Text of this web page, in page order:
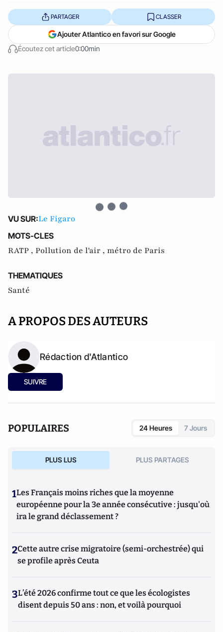
Écoutez cet article0:00min
PARTAGER CLASSER
Ajouter Atlantico en favori sur Google
VU SUR:Le Figaro
MOTS-CLES
RATP , Pollution de l'air , métro de Paris
THEMATIQUES
Santé
A PROPOS DES AUTEURS
Rédaction d'Atlantico
SUIVRE
POPULAIRES 24 Heures 7 Jours
PLUS LUS PLUS PARTAGES
1Les Français moins riches que la moyenne
européenne pour la 3e année consécutive : jusqu'où
ira le grand déclassement ?
2Cette autre crise migratoire (semi-orchestrée) qui
se profile après Ceuta
3L’été 2026 confirme tout ce que les écologistes
disent depuis 50 ans : non, et voilà pourquoi